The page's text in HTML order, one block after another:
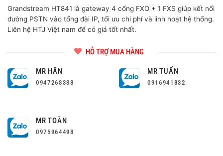
Grandstream HT841 là gateway 4 cổng FXO + 1 FXS giúp kết nối
đường PSTN vào tổng đài IP, tối ưu chi phí và linh hoạt hệ thống.
Liên hệ HTJ Việt nam để có giá tốt nhất.
HỖ TRỢ MUA HÀNG
MR HÂN
0947268338
MR TUẤN
0916941832
MR TOÀN
0975964498